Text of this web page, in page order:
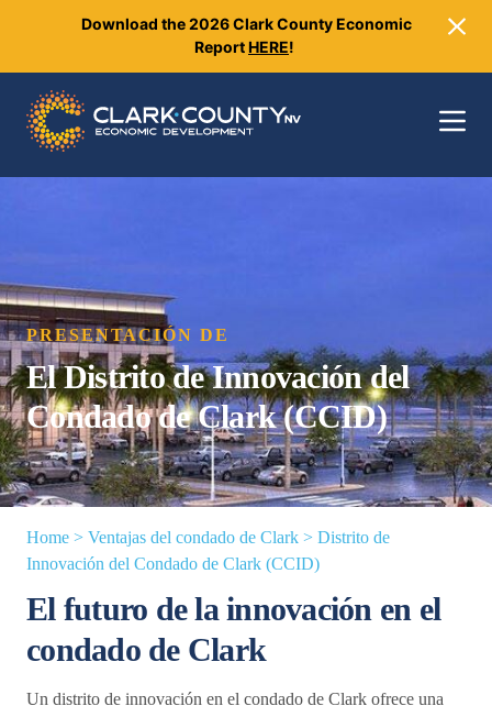
Download the 2026 Clark County Economic
ReportHERE!
Toggle
PRESENTACIÓN DE
El Distrito de Innovación del
Condado de Clark (CCID)
Home > Ventajas del condado de Clark > Distrito de
Innovación del Condado de Clark (CCID)
El futuro de la innovación en el
condado de Clark
Un distrito de innovación en el condado de Clark ofrece una